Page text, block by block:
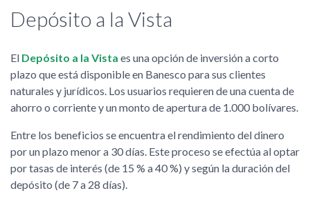
Depósito a la Vista
El Depósito a la Vista es una opción de inversión a corto
plazo que está disponible en Banesco para sus clientes
naturales y jurídicos. Los usuarios requieren de una cuenta de
ahorro o corriente y un monto de apertura de 1.000 bolívares.
Entre los beneficios se encuentra el rendimiento del dinero
por un plazo menor a 30 días. Este proceso se efectúa al optar
por tasas de interés (de 15 % a 40 %) y según la duración del
depósito (de 7 a 28 días).